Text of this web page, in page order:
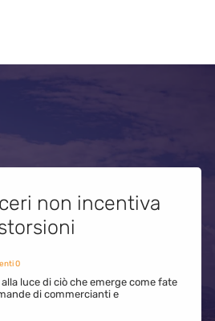
non incentiva
0
luce di ciò che emerge come fate
di commercianti e